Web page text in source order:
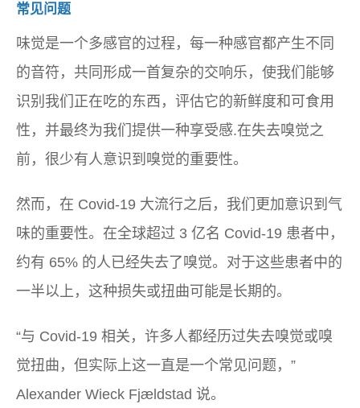
常见问题
味觉是一个多感官的过程，每一种感官都产生不同
的音符，共同形成一首复杂的交响乐，使我们能够
识别我们正在吃的东西，评估它的新鲜度和可食用
性，并最终为我们提供一种享受感.在失去嗅觉之
前，很少有人意识到嗅觉的重要性。
然而，在 Covid-19 大流行之后，我们更加意识到气
味的重要性。在全球超过 3 亿名 Covid-19 患者中，
约有 65% 的人已经失去了嗅觉。对于这些患者中的
一半以上，这种损失或扭曲可能是长期的。
“与 Covid-19 相关，许多人都经历过失去嗅觉或嗅
觉扭曲，但实际上这一直是一个常见问题，”
Alexander Wieck Fjældstad 说。